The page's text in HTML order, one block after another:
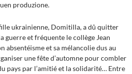
produzione.
ukrainienne, Domitilla, a dû quitter
guerre et fréquente le collège Jean
absentéisme et sa mélancolie dus au
une fête d’automne pour combler
pays par l’amitié et la solidarité… Entre